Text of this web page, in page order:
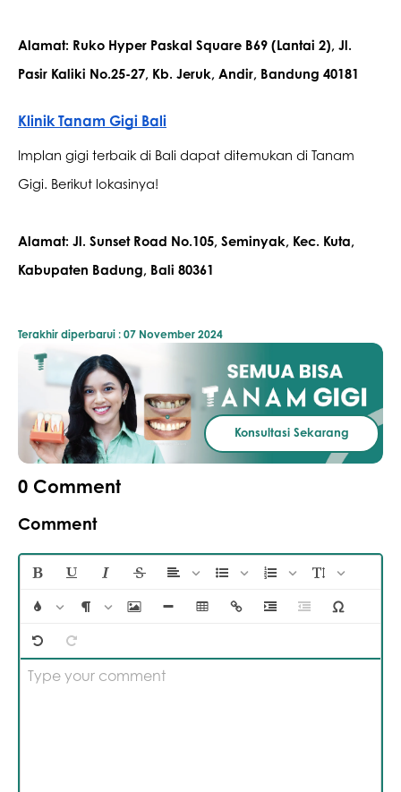
Alamat: Ruko Hyper Paskal Square B69 (Lantai 2), Jl.
Pasir Kaliki No.25-27, Kb. Jeruk, Andir, Bandung 40181
Klinik Tanam Gigi Bali
Implan gigi terbaik di Bali dapat ditemukan di Tanam
Gigi. Berikut lokasinya!
Alamat: Jl. Sunset Road No.105, Seminyak, Kec. Kuta,
Kabupaten Badung, Bali 80361
Terakhir diperbarui : 07 November 2024
Konsultasi Sekarang
0 Comment
Comment
Type your comment